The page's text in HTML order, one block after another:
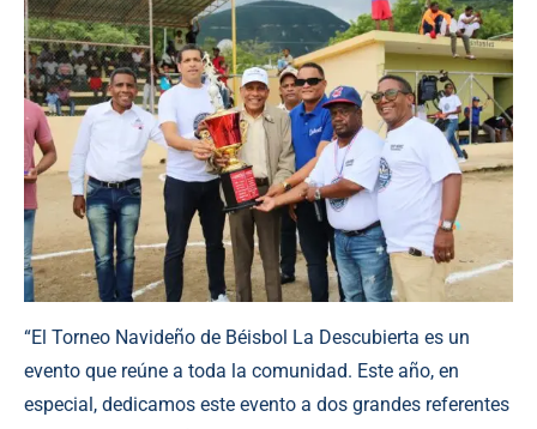
“El Torneo Navideño de Béisbol La Descubierta es un
evento que reúne a toda la comunidad. Este año, en
especial, dedicamos este evento a dos grandes referentes